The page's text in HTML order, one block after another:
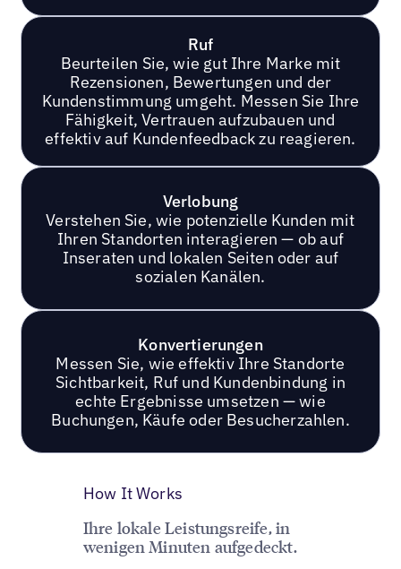
Ruf
Beurteilen Sie, wie gut Ihre Marke mit
Rezensionen, Bewertungen und der
Kundenstimmung umgeht. Messen Sie Ihre
Fähigkeit, Vertrauen aufzubauen und
effektiv auf Kundenfeedback zu reagieren.
Verlobung
Verstehen Sie, wie potenzielle Kunden mit
Ihren Standorten interagieren — ob auf
Inseraten und lokalen Seiten oder auf
sozialen Kanälen.
Konvertierungen
Messen Sie, wie effektiv Ihre Standorte
Sichtbarkeit, Ruf und Kundenbindung in
echte Ergebnisse umsetzen — wie
Buchungen, Käufe oder Besucherzahlen.
How It Works
Ihre lokale Leistungsreife, in
wenigen Minuten aufgedeckt.